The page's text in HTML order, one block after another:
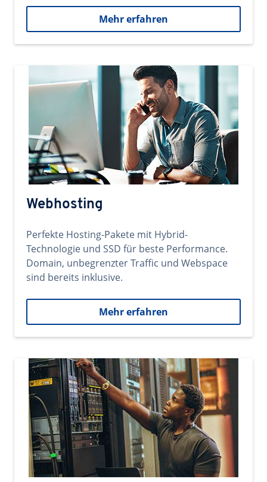
Mehr erfahren
Webhosting
Perfekte Hosting-Pakete mit Hybrid-
Technologie und SSD für beste Performance.
Domain, unbegrenzter Traffic und Webspace
sind bereits inklusive.
Mehr erfahren